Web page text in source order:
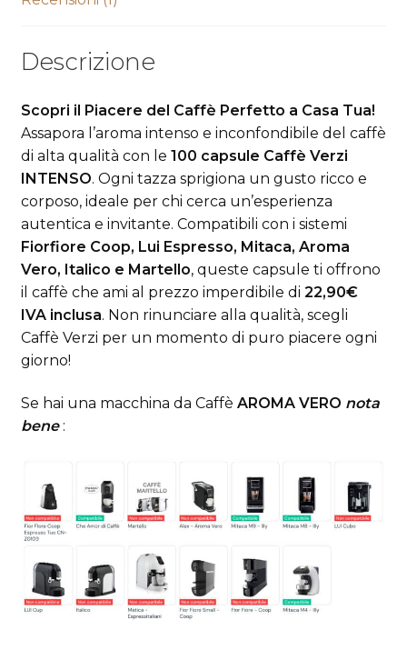
Descrizione
Scopri il Piacere del Caffè Perfetto a Casa Tua!
Assapora l’aroma intenso e inconfondibile del caffè
di alta qualità con le 100 capsule Caffè Verzi
INTENSO. Ogni tazza sprigiona un gusto ricco e
corposo, ideale per chi cerca un’esperienza
autentica e invitante. Compatibili con i sistemi
Fiorfiore Coop, Lui Espresso, Mitaca, Aroma
Vero, Italico e Martello, queste capsule ti offrono
il caffè che ami al prezzo imperdibile di 22,90€
IVA inclusa. Non rinunciare alla qualità, scegli
Caffè Verzi per un momento di puro piacere ogni
giorno!
Se hai una macchina da Caffè AROMA VERO nota
bene: